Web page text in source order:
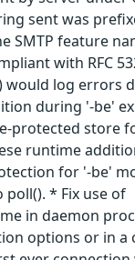
sent was
SMTP feature
with RFC
would log errors
during '-be'
protected store
runtime
for '-be'
poll(). * Fix use of
in daemon
options or in a